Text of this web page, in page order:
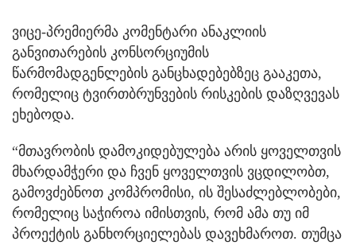
ვიცე-პრემიერმა კომენტარი ანაკლიის
განვითარების კონსორციუმის
წარმომადგენლების განცხადებებზეც გააკეთა,
რომელიც ტვირთბრუნვების რისკების დაზღვევას
ეხებოდა.
“მთავრობის დამოკიდებულება არის ყოველთვის
მხარდამჭერი და ჩვენ ყოველთვის ვცდილობთ,
გამოვძებნოთ კომპრომისი, ის შესაძლებლობები,
რომელიც საჭიროა იმისთვის, რომ ამა თუ იმ
პროექტის განხორციელებას დავეხმაროთ. თუმცა